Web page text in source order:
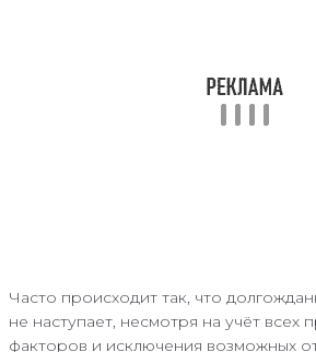
Часто происходит так, что
не наступает, несмотря на учёт всех
факторов и исключения возможных